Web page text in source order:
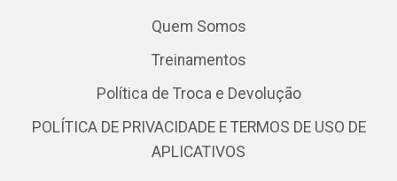
Quem Somos
Treinamentos
Política de Troca e Devolução
POLÍTICA DE PRIVACIDADE E TERMOS DE USO DE
APLICATIVOS